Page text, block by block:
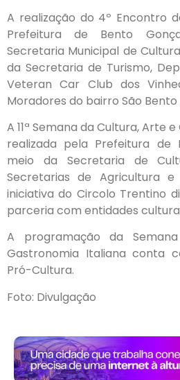
A realização do 4º Encontro
Prefeitura de Bento
Secretaria Municipal de
da Secretaria de Turismo,
Veteran Car Club dos
Moradores do bairro São
A 11ª Semana da Cultura, Arte
realizada pela Prefeitura de
meio da Secretaria de
Secretarias de Agricultura
iniciativa do Circolo Trentino
parceria com entidades
A programação da
Gastronomia Italiana conta
Pró-Cultura.
Foto: Divulgação